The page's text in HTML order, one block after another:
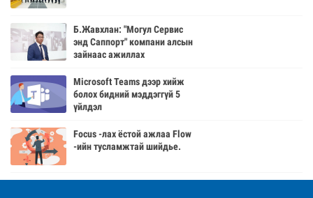
Б.Жавхлан: "Могул Сервис
энд Саппорт" компани алсын
зайнаас ажиллах
нийлүүлж байна
Microsoft Teams дээр хийж
болох бидний мэддэггүй 5
үйлдэл
Focus -лах ёстой ажлаа Flow
-ийн тусламжтай шийдье.